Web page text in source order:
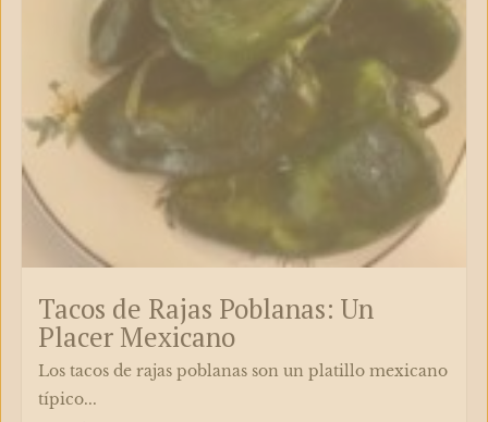
Tacos de Rajas Poblanas: Un
Placer Mexicano​
Los tacos de rajas poblanas son un platillo mexicano
típico...